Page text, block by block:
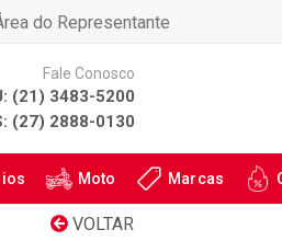
do Representante
Fale Conosco
(21) 3483-5200
(27) 2888-0130
Moto Marcas
VOLTAR